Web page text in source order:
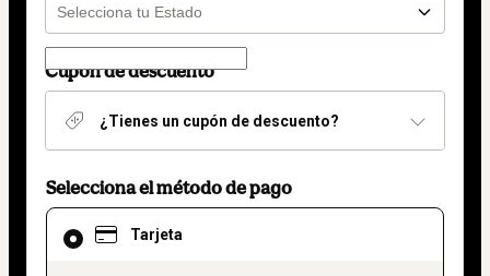
Cupón de descuento
¿Tienes un cupón de descuento?
Selecciona el método de pago
Tarjeta
El
método